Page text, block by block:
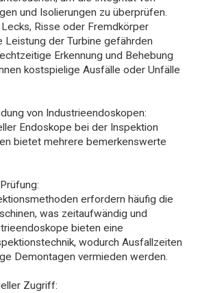
und Isolierungen zu überprüfen.
Risse oder Fremdkörper
Leistung der Turbine gefährden
Erkennung und Behebung
kostspielige Ausfälle oder Unfälle
von Industrieendoskopen:
Endoskope bei der Inspektion
bietet mehrere bemerkenswerte
erfordern häufig die
was zeitaufwändig und
bieten eine
wodurch Ausfallzeiten
Demontagen vermieden werden.
Zugriff: